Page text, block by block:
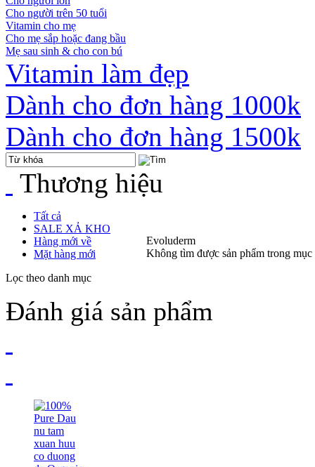
Cho người trên 50 tuổi
Vitamin cho mẹ
Cho mẹ sắp hoặc đang bầu
Mẹ sau sinh & cho con bú
Vitamin làm đẹp
Dành cho đơn hàng 1000k
Dành cho đơn hàng 1500k
Thương hiệu
Tất cả
SALE XẢ KHO
Hàng mới về
Mặt hàng mới
Lọc theo danh mục
Evoluderm
Không tìm được sản phẩm trong mục
Đánh giá sản phẩm